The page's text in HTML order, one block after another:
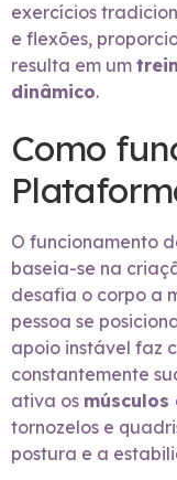
exercícios
e flexões,
resulta em um
dinâmico.
Como
O funcionamento
baseia-se na
desafia o corpo a
pessoa se
apoio instável faz
constantemente
ativa os
tornozelos e
postura e a